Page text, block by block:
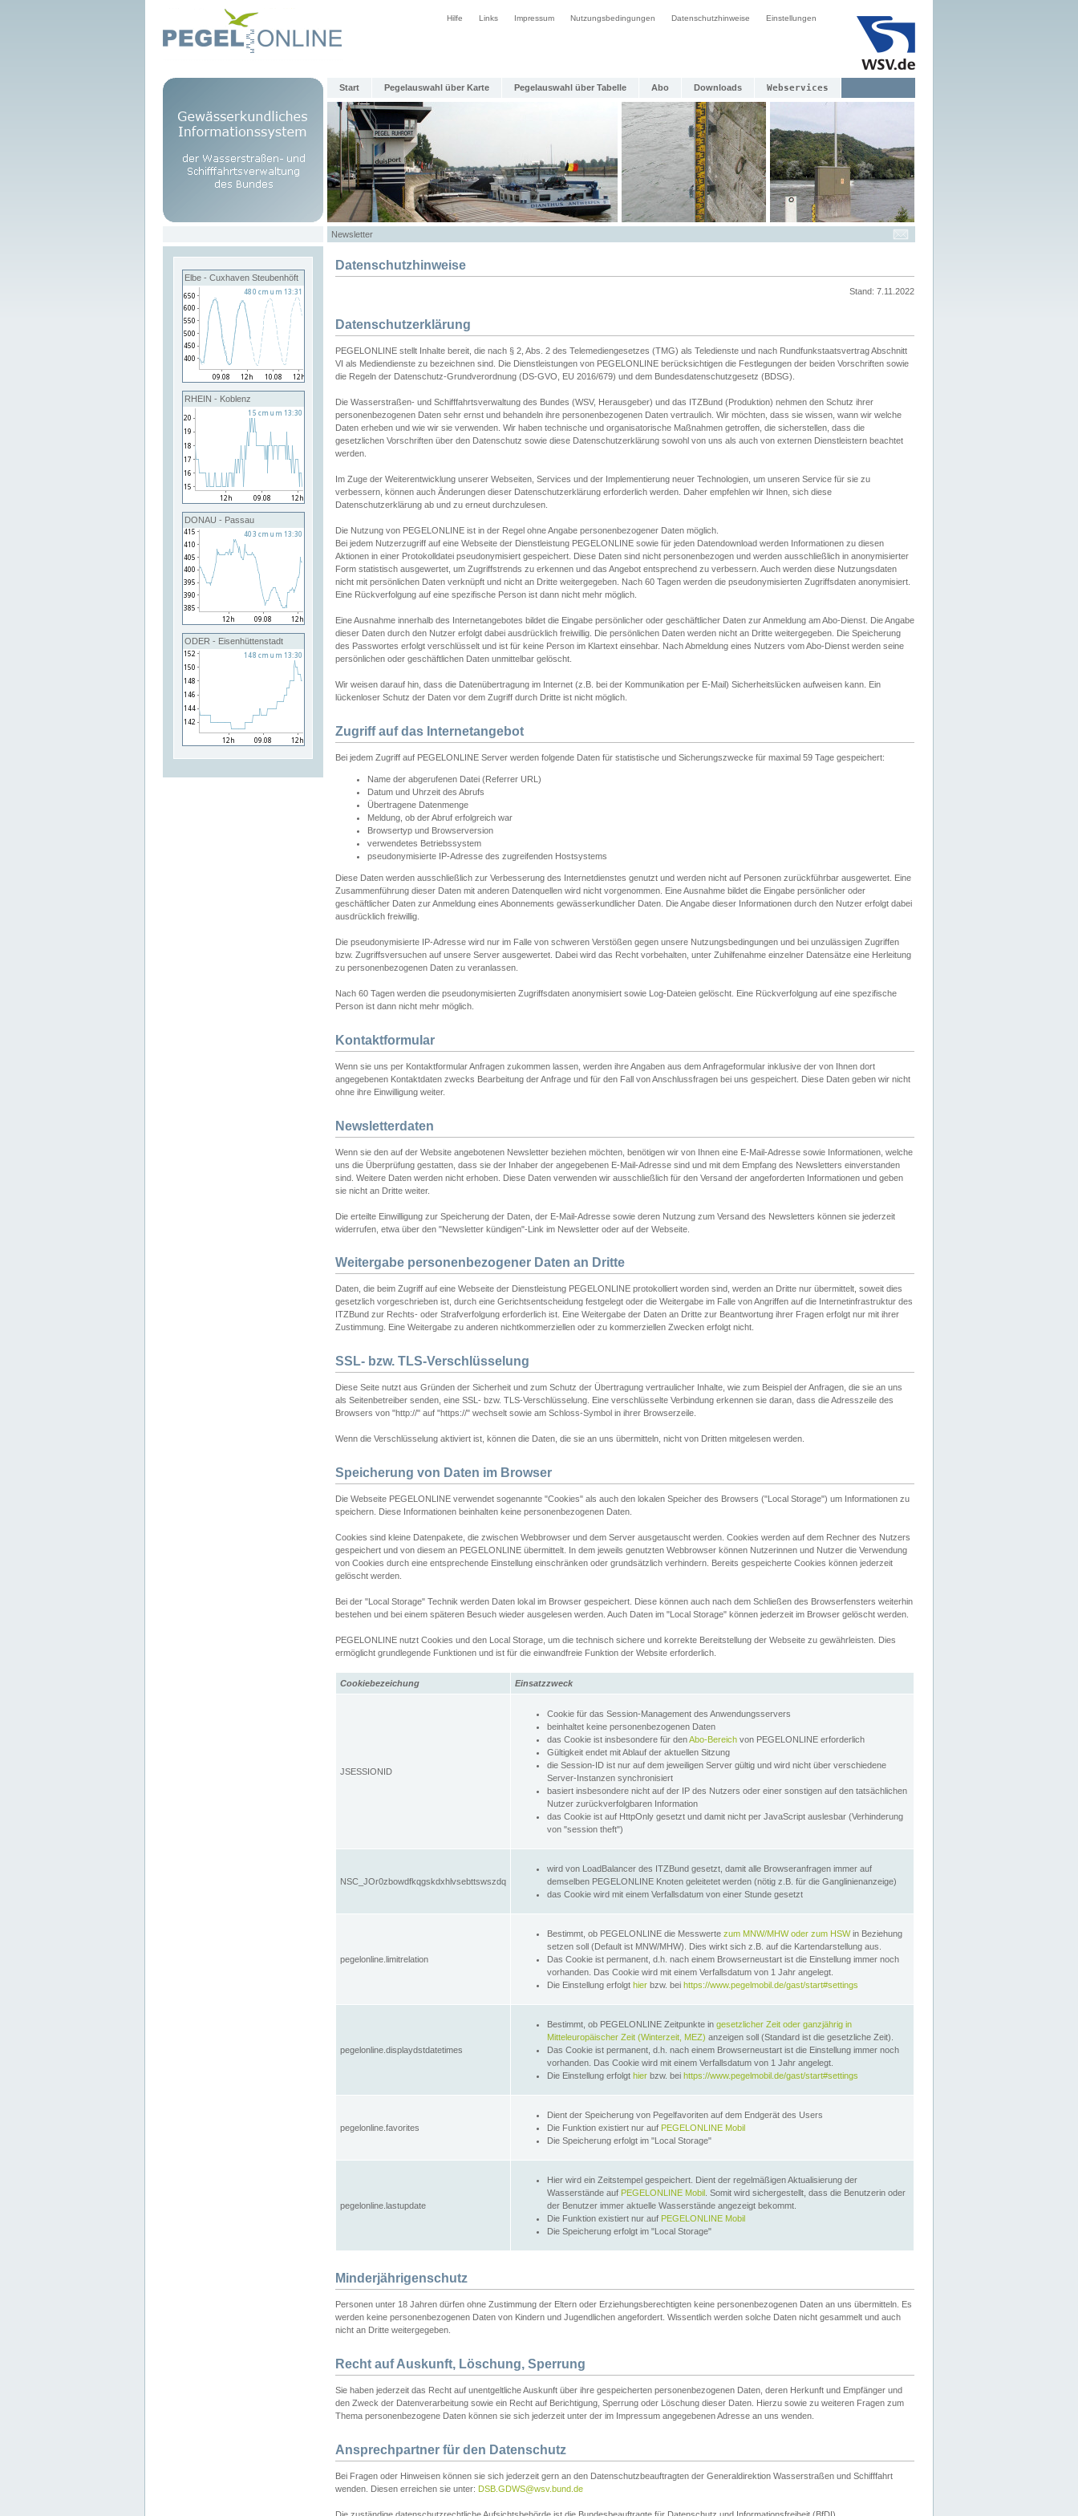
Hilfe Links Impressum Nutzungsbedingungen Datenschutzhinweise Einstellungen
Start Pegelauswahl über Karte Pegelauswahl über Tabelle Abo Downloads Webservices
Newsletter
Elbe - Cuxhaven Steubenhöft
RHEIN - Koblenz
DONAU - Passau
ODER - Eisenhüttenstadt
Datenschutzhinweise
Stand: 7.11.2022
Datenschutzerklärung
PEGELONLINE stellt Inhalte bereit, die nach § 2, Abs. 2 des Telemediengesetzes (TMG) als Teledienste und nach Rundfunkstaatsvertrag Abschnitt
VI als Mediendienste zu bezeichnen sind. Die Dienstleistungen von PEGELONLINE berücksichtigen die Festlegungen der beiden Vorschriften sowie
die Regeln der Datenschutz-Grundverordnung (DS-GVO, EU 2016/679) und dem Bundesdatenschutzgesetz (BDSG).
Die Wasserstraßen- und Schifffahrtsverwaltung des Bundes (WSV, Herausgeber) und das ITZBund (Produktion) nehmen den Schutz ihrer
personenbezogenen Daten sehr ernst und behandeln ihre personenbezogenen Daten vertraulich. Wir möchten, dass sie wissen, wann wir welche
Daten erheben und wie wir sie verwenden. Wir haben technische und organisatorische Maßnahmen getroffen, die sicherstellen, dass die
gesetzlichen Vorschriften über den Datenschutz sowie diese Datenschutzerklärung sowohl von uns als auch von externen Dienstleistern beachtet
werden.
Im Zuge der Weiterentwicklung unserer Webseiten, Services und der Implementierung neuer Technologien, um unseren Service für sie zu
verbessern, können auch Änderungen dieser Datenschutzerklärung erforderlich werden. Daher empfehlen wir Ihnen, sich diese
Datenschutzerklärung ab und zu erneut durchzulesen.
Die Nutzung von PEGELONLINE ist in der Regel ohne Angabe personenbezogener Daten möglich.
Bei jedem Nutzerzugriff auf eine Webseite der Dienstleistung PEGELONLINE sowie für jeden Datendownload werden Informationen zu diesen
Aktionen in einer Protokolldatei pseudonymisiert gespeichert. Diese Daten sind nicht personenbezogen und werden ausschließlich in anonymisierter
Form statistisch ausgewertet, um Zugriffstrends zu erkennen und das Angebot entsprechend zu verbessern. Auch werden diese Nutzungsdaten
nicht mit persönlichen Daten verknüpft und nicht an Dritte weitergegeben. Nach 60 Tagen werden die pseudonymisierten Zugriffsdaten anonymisiert.
Eine Rückverfolgung auf eine spezifische Person ist dann nicht mehr möglich.
Eine Ausnahme innerhalb des Internetangebotes bildet die Eingabe persönlicher oder geschäftlicher Daten zur Anmeldung am Abo-Dienst. Die Angabe
dieser Daten durch den Nutzer erfolgt dabei ausdrücklich freiwillig. Die persönlichen Daten werden nicht an Dritte weitergegeben. Die Speicherung
des Passwortes erfolgt verschlüsselt und ist für keine Person im Klartext einsehbar. Nach Abmeldung eines Nutzers vom Abo-Dienst werden seine
persönlichen oder geschäftlichen Daten unmittelbar gelöscht.
Wir weisen darauf hin, dass die Datenübertragung im Internet (z.B. bei der Kommunikation per E-Mail) Sicherheitslücken aufweisen kann. Ein
lückenloser Schutz der Daten vor dem Zugriff durch Dritte ist nicht möglich.
Zugriff auf das Internetangebot
Bei jedem Zugriff auf PEGELONLINE Server werden folgende Daten für statistische und Sicherungszwecke für maximal 59 Tage gespeichert:
Name der abgerufenen Datei (Referrer URL)
Datum und Uhrzeit des Abrufs
Übertragene Datenmenge
Meldung, ob der Abruf erfolgreich war
Browsertyp und Browserversion
verwendetes Betriebssystem
pseudonymisierte IP-Adresse des zugreifenden Hostsystems
Diese Daten werden ausschließlich zur Verbesserung des Internetdienstes genutzt und werden nicht auf Personen zurückführbar ausgewertet. Eine
Zusammenführung dieser Daten mit anderen Datenquellen wird nicht vorgenommen. Eine Ausnahme bildet die Eingabe persönlicher oder
geschäftlicher Daten zur Anmeldung eines Abonnements gewässerkundlicher Daten. Die Angabe dieser Informationen durch den Nutzer erfolgt dabei
ausdrücklich freiwillig.
Die pseudonymisierte IP-Adresse wird nur im Falle von schweren Verstößen gegen unsere Nutzungsbedingungen und bei unzulässigen Zugriffen
bzw. Zugriffsversuchen auf unsere Server ausgewertet. Dabei wird das Recht vorbehalten, unter Zuhilfenahme einzelner Datensätze eine Herleitung
zu personenbezogenen Daten zu veranlassen.
Nach 60 Tagen werden die pseudonymisierten Zugriffsdaten anonymisiert sowie Log-Dateien gelöscht. Eine Rückverfolgung auf eine spezifische
Person ist dann nicht mehr möglich.
Kontaktformular
Wenn sie uns per Kontaktformular Anfragen zukommen lassen, werden ihre Angaben aus dem Anfrageformular inklusive der von Ihnen dort
angegebenen Kontaktdaten zwecks Bearbeitung der Anfrage und für den Fall von Anschlussfragen bei uns gespeichert. Diese Daten geben wir nicht
ohne ihre Einwilligung weiter.
Newsletterdaten
Wenn sie den auf der Website angebotenen Newsletter beziehen möchten, benötigen wir von Ihnen eine E-Mail-Adresse sowie Informationen, welche
uns die Überprüfung gestatten, dass sie der Inhaber der angegebenen E-Mail-Adresse sind und mit dem Empfang des Newsletters einverstanden
sind. Weitere Daten werden nicht erhoben. Diese Daten verwenden wir ausschließlich für den Versand der angeforderten Informationen und geben
sie nicht an Dritte weiter.
Die erteilte Einwilligung zur Speicherung der Daten, der E-Mail-Adresse sowie deren Nutzung zum Versand des Newsletters können sie jederzeit
widerrufen, etwa über den "Newsletter kündigen"-Link im Newsletter oder auf der Webseite.
Weitergabe personenbezogener Daten an Dritte
Daten, die beim Zugriff auf eine Webseite der Dienstleistung PEGELONLINE protokolliert worden sind, werden an Dritte nur übermittelt, soweit dies
gesetzlich vorgeschrieben ist, durch eine Gerichtsentscheidung festgelegt oder die Weitergabe im Falle von Angriffen auf die Internetinfrastruktur des
ITZBund zur Rechts- oder Strafverfolgung erforderlich ist. Eine Weitergabe der Daten an Dritte zur Beantwortung ihrer Fragen erfolgt nur mit ihrer
Zustimmung. Eine Weitergabe zu anderen nichtkommerziellen oder zu kommerziellen Zwecken erfolgt nicht.
SSL- bzw. TLS-Verschlüsselung
Diese Seite nutzt aus Gründen der Sicherheit und zum Schutz der Übertragung vertraulicher Inhalte, wie zum Beispiel der Anfragen, die sie an uns
als Seitenbetreiber senden, eine SSL- bzw. TLS-Verschlüsselung. Eine verschlüsselte Verbindung erkennen sie daran, dass die Adresszeile des
Browsers von "http://" auf "https://" wechselt sowie am Schloss-Symbol in ihrer Browserzeile.
Wenn die Verschlüsselung aktiviert ist, können die Daten, die sie an uns übermitteln, nicht von Dritten mitgelesen werden.
Speicherung von Daten im Browser
Die Webseite PEGELONLINE verwendet sogenannte "Cookies" als auch den lokalen Speicher des Browsers ("Local Storage") um Informationen zu
speichern. Diese Informationen beinhalten keine personenbezogenen Daten.
Cookies sind kleine Datenpakete, die zwischen Webbrowser und dem Server ausgetauscht werden. Cookies werden auf dem Rechner des Nutzers
gespeichert und von diesem an PEGELONLINE übermittelt. In dem jeweils genutzten Webbrowser können Nutzerinnen und Nutzer die Verwendung
von Cookies durch eine entsprechende Einstellung einschränken oder grundsätzlich verhindern. Bereits gespeicherte Cookies können jederzeit
gelöscht werden.
Bei der "Local Storage" Technik werden Daten lokal im Browser gespeichert. Diese können auch nach dem Schließen des Browserfensters weiterhin
bestehen und bei einem späteren Besuch wieder ausgelesen werden. Auch Daten im "Local Storage" können jederzeit im Browser gelöscht werden.
PEGELONLINE nutzt Cookies und den Local Storage, um die technisch sichere und korrekte Bereitstellung der Webseite zu gewährleisten. Dies
ermöglicht grundlegende Funktionen und ist für die einwandfreie Funktion der Website erforderlich.
Cookiebezeichung Einsatzzweck
JSESSIONID
Cookie für das Session-Management des Anwendungsservers
beinhaltet keine personenbezogenen Daten
das Cookie ist insbesondere für denAbo-Bereich von PEGELONLINE erforderlich
Gültigkeit endet mit Ablauf der aktuellen Sitzung
die Session-ID ist nur auf dem jeweiligen Server gültig und wird nicht über verschiedene
Server-Instanzen synchronisiert
basiert insbesondere nicht auf der IP des Nutzers oder einer sonstigen auf den tatsächlichen
Nutzer zurückverfolgbaren Information
das Cookie ist auf HttpOnly gesetzt und damit nicht per JavaScript auslesbar (Verhinderung
von "session theft")
NSC_JOr0zbowdfkqgskdxhlvsebttswszdq
wird von LoadBalancer des ITZBund gesetzt, damit alle Browseranfragen immer auf
demselben PEGELONLINE Knoten geleitetet werden (nötig z.B. für die Ganglinienanzeige)
das Cookie wird mit einem Verfallsdatum von einer Stunde gesetzt
pegelonline.limitrelation
Bestimmt, ob PEGELONLINE die Messwerte zum MNW/MHW oder zum HSWin Beziehung
setzen soll (Default ist MNW/MHW). Dies wirkt sich z.B. auf die Kartendarstellung aus.
Das Cookie ist permanent, d.h. nach einem Browserneustart ist die Einstellung immer noch
vorhanden. Das Cookie wird mit einem Verfallsdatum von 1 Jahr angelegt.
Die Einstellung erfolgt hier bzw. bei https://www.pegelmobil.de/gast/start#settings
pegelonline.displaydstdatetimes
Bestimmt, ob PEGELONLINE Zeitpunkte in gesetzlicher Zeit oder ganzjährig in
Mitteleuropäischer Zeit (Winterzeit, MEZ) anzeigen soll (Standard ist die gesetzliche Zeit).
Das Cookie ist permanent, d.h. nach einem Browserneustart ist die Einstellung immer noch
vorhanden. Das Cookie wird mit einem Verfallsdatum von 1 Jahr angelegt.
Die Einstellung erfolgt hier bzw. bei https://www.pegelmobil.de/gast/start#settings
pegelonline.favorites
Dient der Speicherung von Pegelfavoriten auf dem Endgerät des Users
Die Funktion existiert nur auf PEGELONLINE Mobil
Die Speicherung erfolgt im "Local Storage"
pegelonline.lastupdate
Hier wird ein Zeitstempel gespeichert. Dient der regelmäßigen Aktualisierung der
Wasserstände auf PEGELONLINE Mobil . Somit wird sichergestellt, dass die Benutzerin oder
der Benutzer immer aktuelle Wasserstände angezeigt bekommt.
Die Funktion existiert nur auf PEGELONLINE Mobil
Die Speicherung erfolgt im "Local Storage"
Minderjährigenschutz
Personen unter 18 Jahren dürfen ohne Zustimmung der Eltern oder Erziehungsberechtigten keine personenbezogenen Daten an uns übermitteln. Es
werden keine personenbezogenen Daten von Kindern und Jugendlichen angefordert. Wissentlich werden solche Daten nicht gesammelt und auch
nicht an Dritte weitergegeben.
Recht auf Auskunft, Löschung, Sperrung
Sie haben jederzeit das Recht auf unentgeltliche Auskunft über ihre gespeicherten personenbezogenen Daten, deren Herkunft und Empfänger und
den Zweck der Datenverarbeitung sowie ein Recht auf Berichtigung, Sperrung oder Löschung dieser Daten. Hierzu sowie zu weiteren Fragen zum
Thema personenbezogene Daten können sie sich jederzeit unter der im Impressum angegebenen Adresse an uns wenden.
Ansprechpartner für den Datenschutz
Bei Fragen oder Hinweisen können sie sich jederzeit gern an den Datenschutzbeauftragten der Generaldirektion Wasserstraßen und Schifffahrt
wenden. Diesen erreichen sie unter: DSB.GDWS@wsv.bund.de